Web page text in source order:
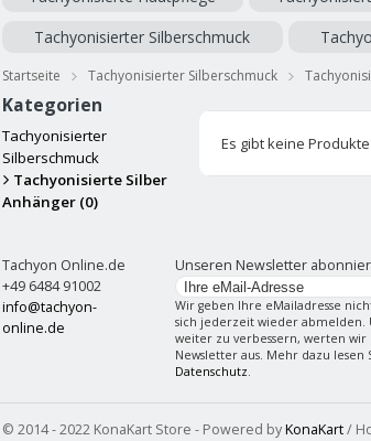
Tachyonisierter Silberschmuck
Startseite Tachyonisierter Silberschmuck
Kategorien
Tachyonisierter
Silberschmuck
Tachyonisierte Silber
Anhänger (0)
Es gibt keine
Tachyon Online.de
+49 6484 91002
info@tachyon-
online.de
Unseren Newsletter
Wir geben Ihre eMailadresse
sich jederzeit wieder abmelden.
weiter zu verbessern, werten wir
Newsletter aus. Mehr dazu lesen
Datenschutz.
© 2014 - 2022 KonaKart Store - Powered byKonaKart/